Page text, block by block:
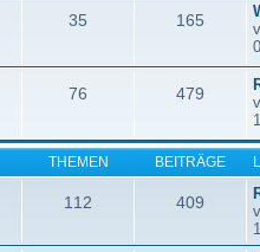
35 165
76 479
THEMEN BEITRÄGE
112 409